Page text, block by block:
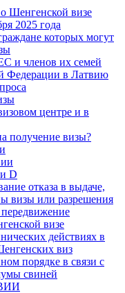
Шенгенской визе
2025 года
которых могут
и членов их семей
Федерации в Латвию
центре и в
получение визы?
D
отказа в выдаче,
визы или разрешения
визе
действиях в
виз
порядке в связи с
свиней